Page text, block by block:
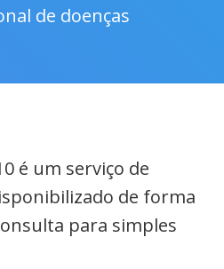
de doenças
é um serviço de
de forma
para simples